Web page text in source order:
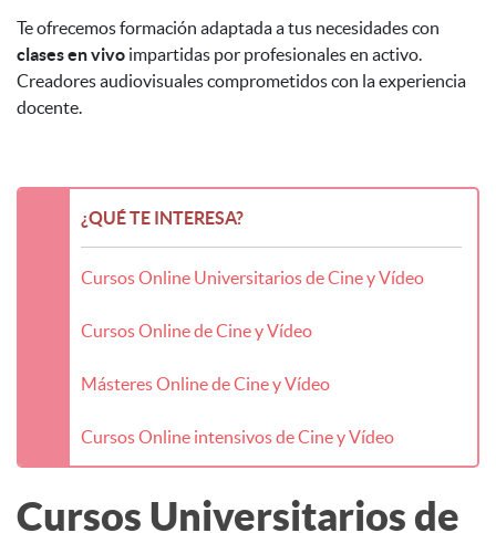
Te ofrecemos formación adaptada a tus necesidades con
clases en vivo impartidas por profesionales en activo.
Creadores audiovisuales comprometidos con la experiencia
docente.
¿QUÉ TE INTERESA?
Cursos Online Universitarios de Cine y Vídeo
Cursos Online de Cine y Vídeo
Másteres Online de Cine y Vídeo
Cursos Online intensivos de Cine y Vídeo
Cursos Universitarios de